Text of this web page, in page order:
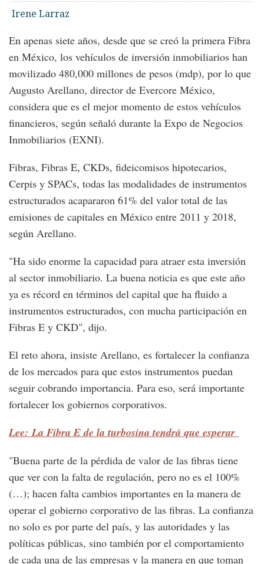
Irene Larraz
En apenas siete años, desde que se creó la primera Fibra
en México, los vehículos de inversión inmobiliarios han
movilizado 480,000 millones de pesos (mdp), por lo que
Augusto Arellano, director de Evercore México,
considera que es el mejor momento de estos vehículos
financieros, según señaló durante la Expo de Negocios
Inmobiliarios (EXNI).
Fibras, Fibras E, CKDs, fideicomisos hipotecarios,
Cerpis y SPACs, todas las modalidades de instrumentos
estructurados acapararon 61% del valor total de las
emisiones de capitales en México entre 2011 y 2018,
según Arellano.
"Ha sido enorme la capacidad para atraer esta inversión
al sector inmobiliario. La buena noticia es que este año
ya es récord en términos del capital que ha fluido a
instrumentos estructurados, con mucha participación en
Fibras E y CKD", dijo.
El reto ahora, insiste Arellano, es fortalecer la confianza
de los mercados para que estos instrumentos puedan
seguir cobrando importancia. Para eso, será importante
fortalecer los gobiernos corporativos.
Lee: La Fibra E de la turbosina tendrá que esperar
"Buena parte de la pérdida de valor de las fibras tiene
que ver con la falta de regulación, pero no es el 100%
(…); hacen falta cambios importantes en la manera de
operar el gobierno corporativo de las fibras. La confianza
no solo es por parte del país, y las autoridades y las
políticas públicas, sino también por el comportamiento
de cada una de las empresas y la manera en que toman